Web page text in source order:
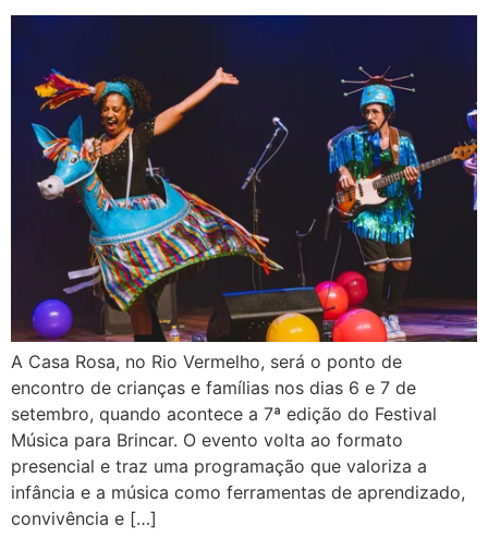
A Casa Rosa, no Rio Vermelho, será o ponto de
encontro de crianças e famílias nos dias 6 e 7 de
setembro, quando acontece a 7ª edição do Festival
Música para Brincar. O evento volta ao formato
presencial e traz uma programação que valoriza a
infância e a música como ferramentas de aprendizado,
convivência e […]